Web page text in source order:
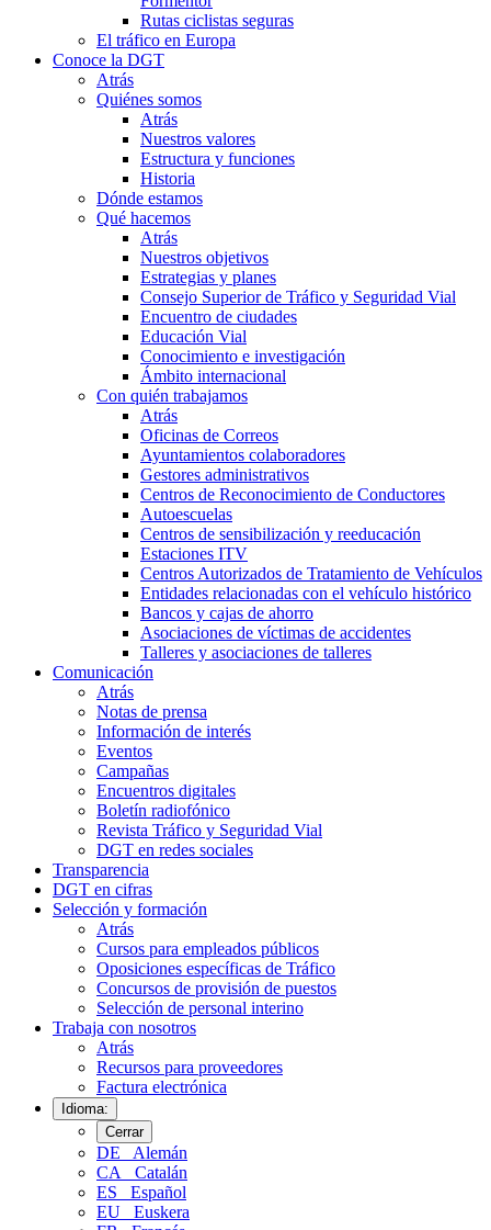
Rutas ciclistas seguras
El tráfico en Europa
Conoce la DGT
Atrás
Quiénes somos
Atrás
Nuestros valores
Estructura y funciones
Historia
Dónde estamos
Qué hacemos
Atrás
Nuestros objetivos
Estrategias y planes
Consejo Superior de Tráfico y Seguridad Vial
Encuentro de ciudades
Educación Vial
Conocimiento e investigación
Ámbito internacional
Con quién trabajamos
Atrás
Oficinas de Correos
Ayuntamientos colaboradores
Gestores administrativos
Centros de Reconocimiento de Conductores
Autoescuelas
Centros de sensibilización y reeducación
Estaciones ITV
Centros Autorizados de Tratamiento de Vehículos
Entidades relacionadas con el vehículo histórico
Bancos y cajas de ahorro
Asociaciones de víctimas de accidentes
Talleres y asociaciones de talleres
Comunicación
Atrás
Notas de prensa
Información de interés
Eventos
Campañas
Encuentros digitales
Boletín radiofónico
Revista Tráfico y Seguridad Vial
DGT en redes sociales
Transparencia
DGT en cifras
Selección y formación
Atrás
Cursos para empleados públicos
Oposiciones específicas de Tráfico
Concursos de provisión de puestos
Selección de personal interino
Trabaja con nosotros
Atrás
Recursos para proveedores
Factura electrónica
Idioma:
Cerrar
DE
Alemán
CA
Catalán
ES
Español
EU
Euskera